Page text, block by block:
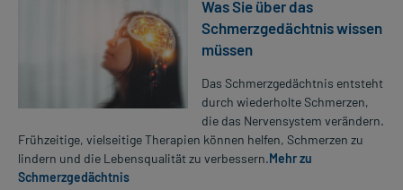
Was Sie über das
Schmerzgedächtnis wissen
müssen
Das Schmerzgedächtnis entsteht
durch wiederholte Schmerzen,
die das Nervensystem verändern.
Frühzeitige, vielseitige Therapien können helfen, Schmerzen zu
lindern und die Lebensqualität zu verbessern.Mehr zu
Schmerzgedächtnis